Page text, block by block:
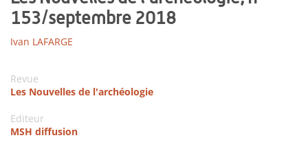
153/septembre 2018
Ivan LAFARGE
Revue
Les Nouvelles de l'archéologie
Editeur
MSH diffusion